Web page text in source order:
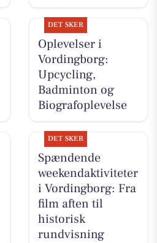
DET SKER
Oplevelser i
Vordingborg:
Upcycling,
Badminton og
Biografoplevelse
DET SKER
Spændende
weekendaktiviteter
i Vordingborg: Fra
film aften til
historisk
rundvisning